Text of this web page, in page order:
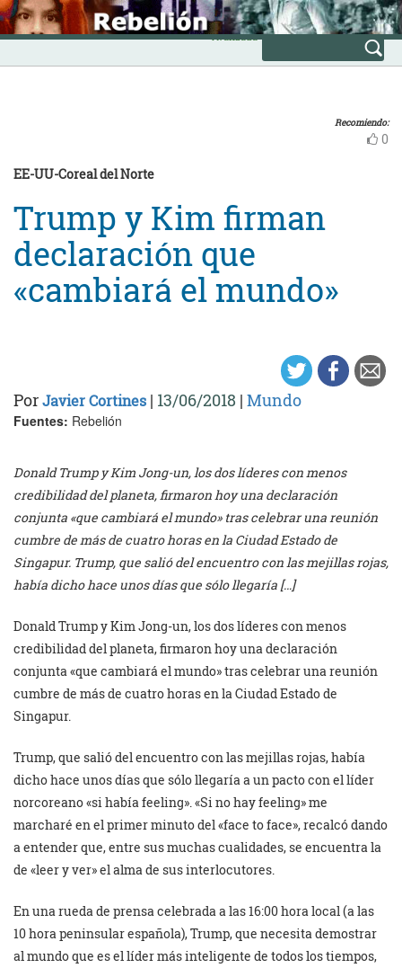
Skip
to
content
INICIO
Avanzada
Recomiendo:
0
EE-UU-Coreal del Norte
Trump y Kim firman
declaración que
«cambiará el mundo»
PorJavier Cortines | 13/06/2018 | Mundo
Fuentes: Rebelión
Donald Trump y Kim Jong-un, los dos líderes con menos
credibilidad del planeta, firmaron hoy una declaración
conjunta «que cambiará el mundo» tras celebrar una reunión
cumbre de más de cuatro horas en la Ciudad Estado de
Singapur. Trump, que salió del encuentro con las mejillas rojas,
había dicho hace unos días que sólo llegaría […]
Donald Trump y Kim Jong-un, los dos líderes con menos
credibilidad del planeta, firmaron hoy una declaración
conjunta «que cambiará el mundo» tras celebrar una reunión
cumbre de más de cuatro horas en la Ciudad Estado de
Singapur.
Trump, que salió del encuentro con las mejillas rojas, había
dicho hace unos días que sólo llegaría a un pacto con el líder
norcoreano «si había feeling». «Si no hay feeling» me
marcharé en el primer minuto del «face to face», recalcó dando
a entender que, entre sus muchas cualidades, se encuentra la
de «leer y ver» el alma de sus interlocutores.
En una rueda de prensa celebrada a las 16:00 hora local (a las
10 hora peninsular española), Trump, que necesita demostrar
al mundo que es el líder más inteligente de todos los tiempos,